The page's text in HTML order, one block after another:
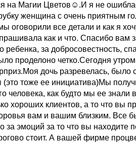
на Магии Цветов☺.И я не
женщина с очень приятным
оговорили все детали и как я
как и что. Спасибо вам
ребенка, за добросовестность,
проделоно четко.Сегодня
дочь разревелась, было
(это тоже ее инициатива)Мы
человека, как будто мы ее знали
хороших клиентов, а то что вы
вам и вашим близким. Все
за эмоций за то что вы находите
стоит. А вашей фирме